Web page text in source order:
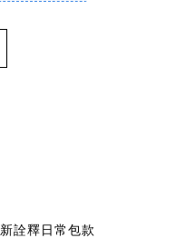
詮釋日常包款